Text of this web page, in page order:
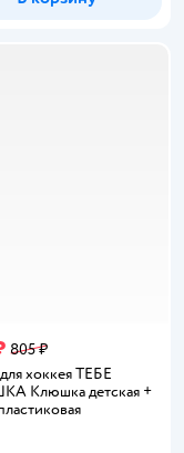
805 ₽
хоккея ТЕБЕ
Клюшка детская +